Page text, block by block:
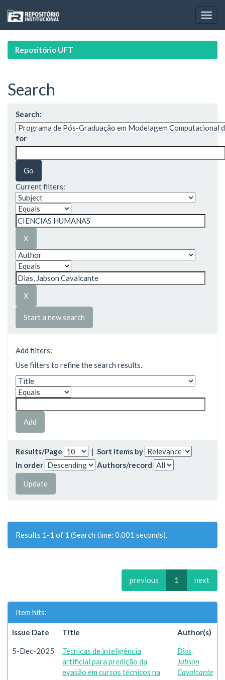
navigation
Repositório UFT
Search
Search:
for
Current filters:
Start a new search
Add filters:
Use filters to refine the search results.
Results/Page | Sort items by
In order
Authors/record
Results 1-1 of 1 (Search time: 0.001 seconds).
previous 1 next
Item hits:
Issue Date Title Author(s)
5-Dec-2025
Técnicas de inteligência
artificial para predição da
evasão em cursos técnicos na
Dias,
Jabson
Cavalcante